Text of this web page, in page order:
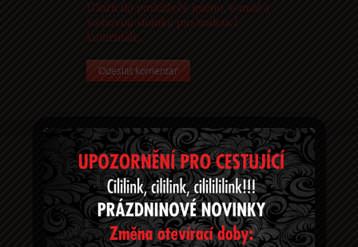
Uložit do prohlížeče jméno, e-mail a
webovou stránku pro budoucí
komentáře.
Tu gde sme!
Na Chodovci 1a, Praha 4, 140 00
Konečná tramvaje č. 11 Spořilov